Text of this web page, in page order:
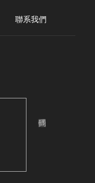
聯系我們